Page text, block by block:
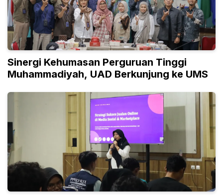
Sinergi Kehumasan Perguruan Tinggi
Muhammadiyah, UAD Berkunjung ke UMS